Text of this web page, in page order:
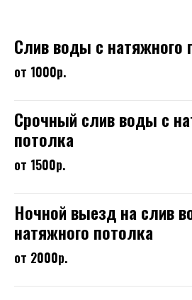
Слив воды с натяжного
от 1000р.
Срочный слив воды с
потолка
от 1500р.
Ночной выезд на слив
натяжного потолка
от 2000р.